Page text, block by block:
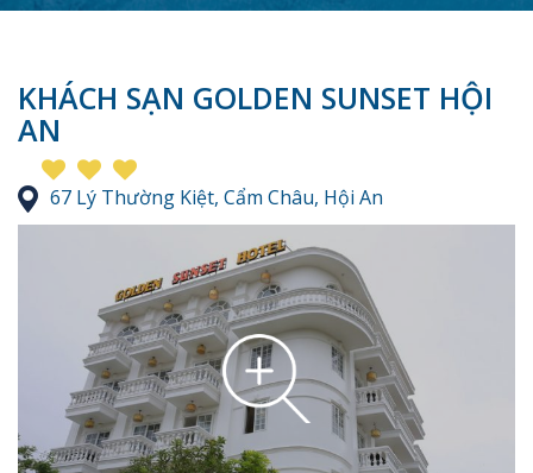
KHÁCH SẠN GOLDEN SUNSET HỘI
AN
67 Lý Thường Kiệt, Cẩm Châu, Hội An